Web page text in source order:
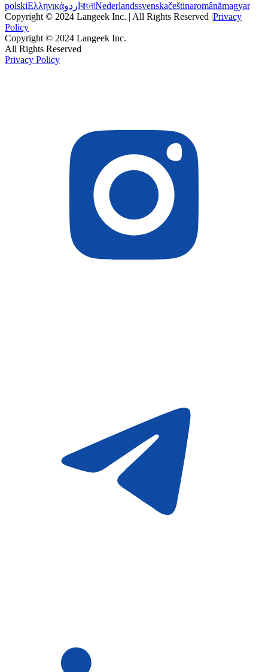
polskiΕλληνικάاردو বাংলাNederlandssvenskačeštinaromânămagyar
Copyright © 2024 Langeek Inc. | All Rights Reserved |Privacy
Policy
Copyright © 2024 Langeek Inc.
All Rights Reserved
Privacy Policy